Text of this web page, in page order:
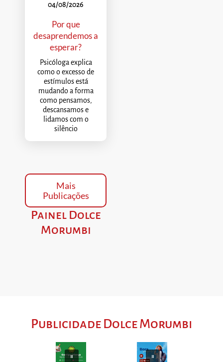
04/08/2026
Por que
desaprendemos a
esperar?
Psicóloga explica
como o excesso de
estímulos está
mudando a forma
como pensamos,
descansamos e
lidamos com o
silêncio
Mais
Publicações
Painel Dolce
Morumbi
Publicidade Dolce Morumbi